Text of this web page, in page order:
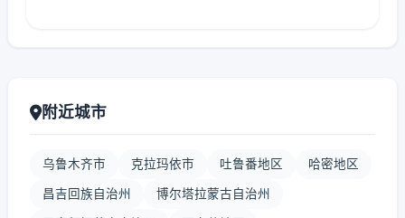
附近城市
乌鲁木齐市 克拉玛依市 吐鲁番地区 哈密地区
昌吉回族自治州 博尔塔拉蒙古自治州